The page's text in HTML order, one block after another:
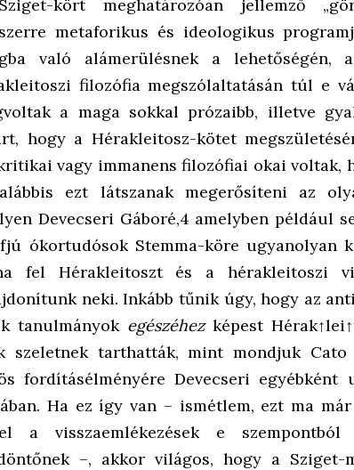
kört meghatározóan jellemző
metaforikus és ideologikus
való alámerülésnek a lehetőségén,
filozófia megszólaltatásán túl e
a maga sokkal prózaibb, illetve
hogy a Hérakleitosz-kötet
vagy immanens filozófiai okai voltak,
ezt látszanak megerősíteni az
Devecseri Gáboré,4 amelyben például
ókortudósok Stemma-köre ugyanolyan
fel Hérakleitoszt és a hérakleitoszi
neki. Inkább tűnik úgy, hogy az
tanulmányok egészéhezképest
szeletnek tarthatták, mint mondjuk Cato
fordításélményére Devecseri
Ha ez így van – ismétlem, ezt ma
a visszaemlékezések e
–, akkor világos, hogy a Sziget-